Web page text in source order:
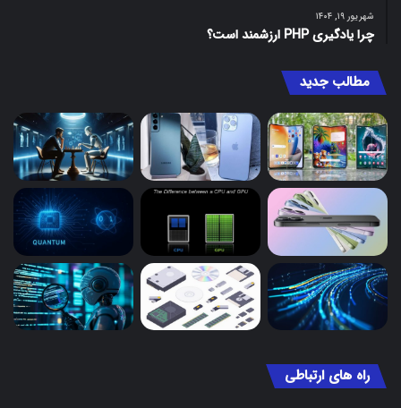
شهریور ۱۹, ۱۴۰۴
چرا یادگیری PHP ارزشمند است؟
مطالب جدید
راه های ارتباطی